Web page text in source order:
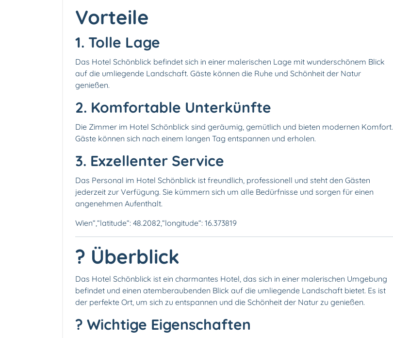
Vorteile
1. Tolle Lage
Das Hotel Schönblick befindet sich in einer malerischen Lage mit wunderschönem Blick
auf die umliegende Landschaft. Gäste können die Ruhe und Schönheit der Natur
genießen.
2. Komfortable Unterkünfte
Die Zimmer im Hotel Schönblick sind geräumig, gemütlich und bieten modernen Komfort.
Gäste können sich nach einem langen Tag entspannen und erholen.
3. Exzellenter Service
Das Personal im Hotel Schönblick ist freundlich, professionell und steht den Gästen
jederzeit zur Verfügung. Sie kümmern sich um alle Bedürfnisse und sorgen für einen
angenehmen Aufenthalt.
Wien“,“latitude“: 48.2082,“longitude“: 16.373819
? Überblick
Das Hotel Schönblick ist ein charmantes Hotel, das sich in einer malerischen Umgebung
befindet und einen atemberaubenden Blick auf die umliegende Landschaft bietet. Es ist
der perfekte Ort, um sich zu entspannen und die Schönheit der Natur zu genießen.
? Wichtige Eigenschaften